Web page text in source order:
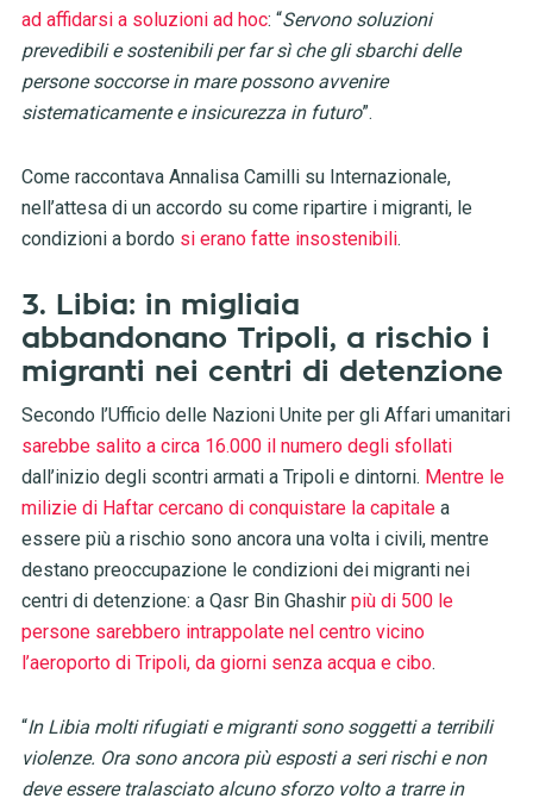
ad affidarsi a soluzioni ad hoc: “Servono soluzioni
prevedibili e sostenibili per far sì che gli sbarchi delle
persone soccorse in mare possono avvenire
sistematicamente e insicurezza in futuro”.
Come raccontava Annalisa Camilli su Internazionale,
nell’attesa di un accordo su come ripartire i migranti, le
condizioni a bordo si erano fatte insostenibili.
3. Libia: in migliaia
abbandonano Tripoli, a rischio i
migranti nei centri di detenzione
Secondo l’Ufficio delle Nazioni Unite per gli Affari umanitari
sarebbe salito a circa 16.000 il numero degli sfollati
dall’inizio degli scontri armati a Tripoli e dintorni. Mentre le
milizie di Haftar cercano di conquistare la capitalea
essere più a rischio sono ancora una volta i civili, mentre
destano preoccupazione le condizioni dei migranti nei
centri di detenzione: a Qasr Bin Ghashir più di 500 le
persone sarebbero intrappolate nel centro vicino
l’aeroporto di Tripoli, da giorni senza acqua e cibo.
“In Libia molti rifugiati e migranti sono soggetti a terribili
violenze. Ora sono ancora più esposti a seri rischi e non
deve essere tralasciato alcuno sforzo volto a trarre in